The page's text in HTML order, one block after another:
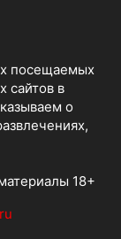
посещаемых
сайтов в
о
18+